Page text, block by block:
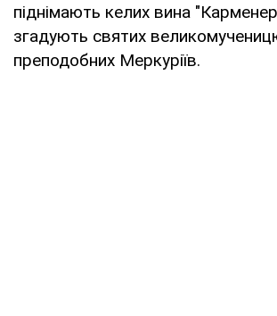
піднімають келих вина
згадують святих
преподобних Меркуріїв.